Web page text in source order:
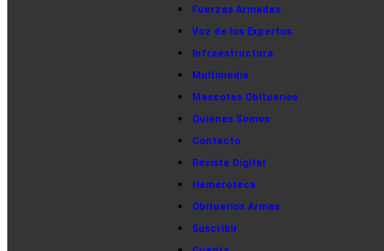
Fuerzas Armadas
Voz de los Expertos
Infraestructura
Multimedia
Mascotas Obituarios
Quienes Somos
Contacto
Revista Digital
Hemeroteca
Obituarios Armas
Suscribir